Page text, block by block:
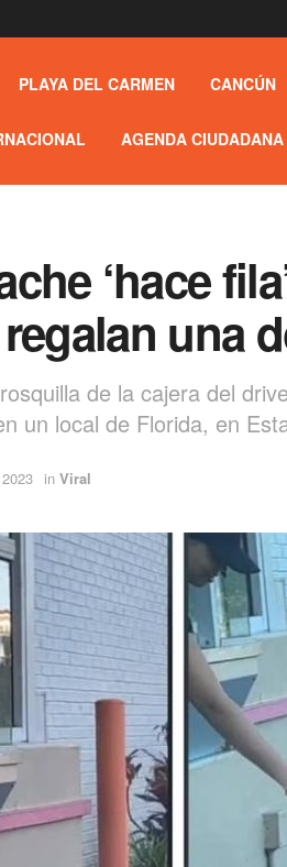
PLAYA DEL CARMEN CANCÚN
AGENDA
‘hace
una
de la cajera del
un local de Florida, en
in Viral